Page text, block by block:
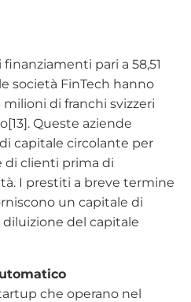
pari a 58,51
società FinTech hanno
di franchi svizzeri
Queste aziende
capitale circolante per
di clienti prima di
I prestiti a breve termine
un capitale di
del capitale
che operano nel